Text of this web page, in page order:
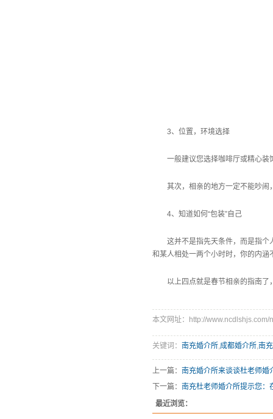
3、位置，环境选择
一般建议您选择咖啡厅或精心装
其次，相亲的地方一定不能吵闹
4、知道如何“包装”自己
这并不是指先天条件，而是指个
和某人相处一两个小时时，你的内涵
以上四点就是春节相亲的指南
本文网址：http://www.ncdlshjs.com/
关键词： 南充婚介所,成都婚介所,南
上一篇： 南充婚介所来谈谈杜老师婚
下一篇： 南充杜老师婚介所提示您：
最近浏览：